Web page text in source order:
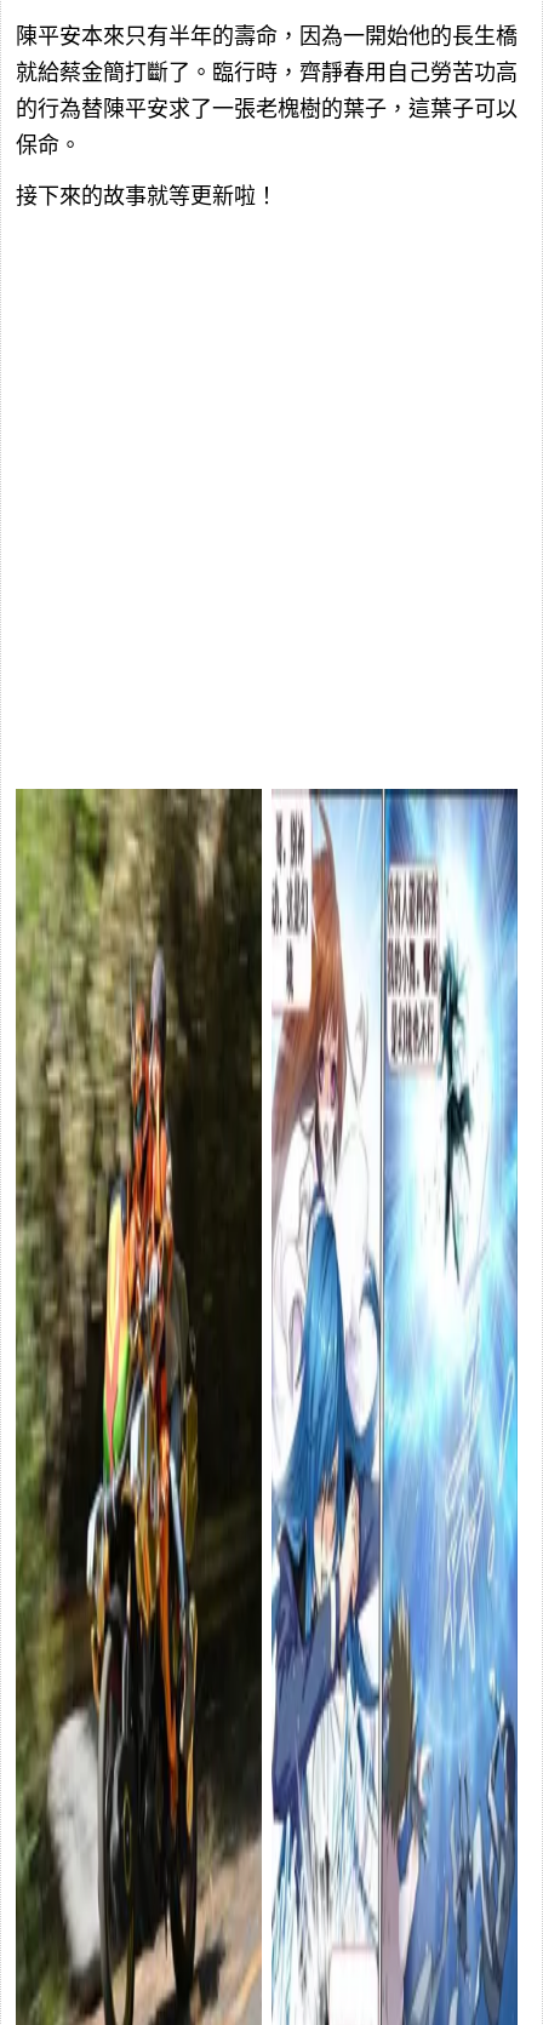
陳平安本來只有半年的壽命，因為一開始他的長生橋
就給蔡金簡打斷了。臨行時，齊靜春用自己勞苦功高
的行為替陳平安求了一張老槐樹的葉子，這葉子可以
保命。
接下來的故事就等更新啦！